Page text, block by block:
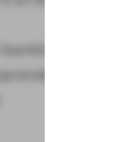
bambini sotto 14